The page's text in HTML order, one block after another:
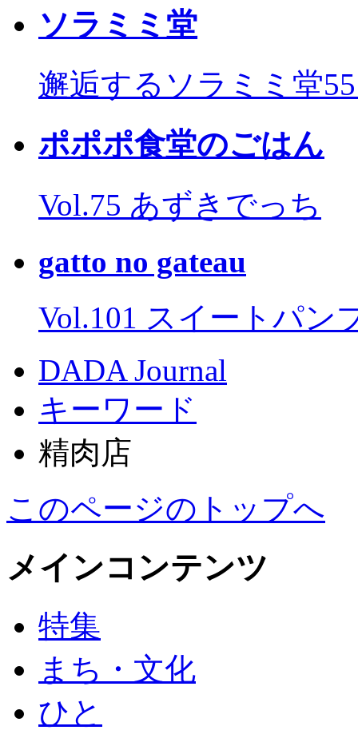
ソラミミ堂
邂逅するソラミミ堂
ポポポ食堂のごはん
Vol.75 あずきでっち
gatto no gateau
Vol.101 スイートパン
DADA Journal
キーワード
精肉店
このページのトップへ
メインコンテンツ
特集
まち・文化
ひと